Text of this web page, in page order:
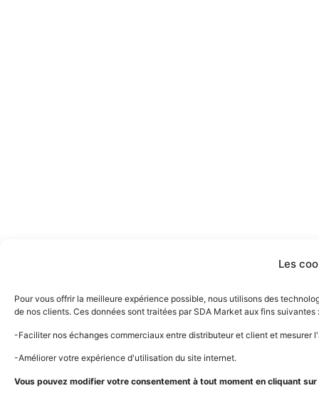
Les
Pour vous offrir la meilleure expérience possible, nous utilisons des
de nos clients. Ces données sont traitées par SDA Market aux fins suivantes
-Faciliter nos échanges commerciaux entre distributeur et client et
-Améliorer votre expérience d'utilisation du site internet.
Vous pouvez modifier votre consentement à tout moment en cliquant